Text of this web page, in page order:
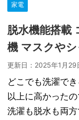
家電
脱水機能搭載
機 マスクや
更新日： 2025年1月29
どこでも洗濯で
以上に高かった
洗濯も脱水も両